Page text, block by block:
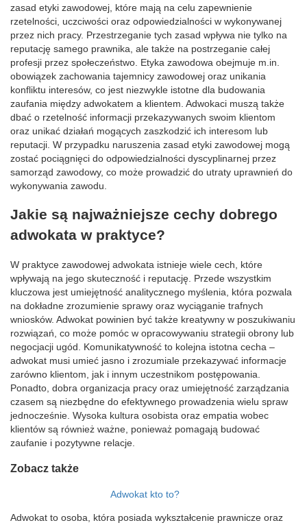
zasad etyki zawodowej, które mają na celu zapewnienie
rzetelności, uczciwości oraz odpowiedzialności w wykonywanej
przez nich pracy. Przestrzeganie tych zasad wpływa nie tylko na
reputację samego prawnika, ale także na postrzeganie całej
profesji przez społeczeństwo. Etyka zawodowa obejmuje m.in.
obowiązek zachowania tajemnicy zawodowej oraz unikania
konfliktu interesów, co jest niezwykle istotne dla budowania
zaufania między adwokatem a klientem. Adwokaci muszą także
dbać o rzetelność informacji przekazywanych swoim klientom
oraz unikać działań mogących zaszkodzić ich interesom lub
reputacji. W przypadku naruszenia zasad etyki zawodowej mogą
zostać pociągnięci do odpowiedzialności dyscyplinarnej przez
samorząd zawodowy, co może prowadzić do utraty uprawnień do
wykonywania zawodu.
Jakie są najważniejsze cechy dobrego
adwokata w praktyce?
W praktyce zawodowej adwokata istnieje wiele cech, które
wpływają na jego skuteczność i reputację. Przede wszystkim
kluczowa jest umiejętność analitycznego myślenia, która pozwala
na dokładne zrozumienie sprawy oraz wyciąganie trafnych
wniosków. Adwokat powinien być także kreatywny w poszukiwaniu
rozwiązań, co może pomóc w opracowywaniu strategii obrony lub
negocjacji ugód. Komunikatywność to kolejna istotna cecha –
adwokat musi umieć jasno i zrozumiale przekazywać informacje
zarówno klientom, jak i innym uczestnikom postępowania.
Ponadto, dobra organizacja pracy oraz umiejętność zarządzania
czasem są niezbędne do efektywnego prowadzenia wielu spraw
jednocześnie. Wysoka kultura osobista oraz empatia wobec
klientów są również ważne, ponieważ pomagają budować
zaufanie i pozytywne relacje.
Zobacz także
Adwokat kto to?
Adwokat to osoba, która posiada wykształcenie prawnicze oraz